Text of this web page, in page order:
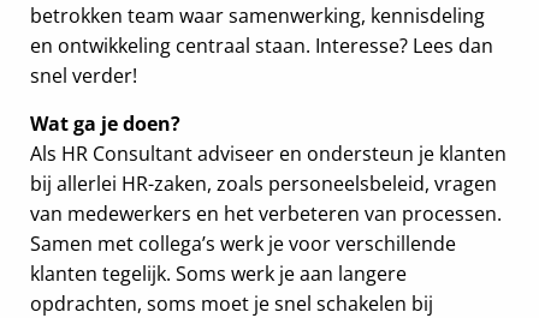
betrokken team waar samenwerking, kennisdeling
en ontwikkeling centraal staan. Interesse? Lees dan
snel verder!
Wat ga je doen?
Als HR Consultant adviseer en ondersteun je klanten
bij allerlei HR-zaken, zoals personeelsbeleid, vragen
van medewerkers en het verbeteren van processen.
Samen met collega’s werk je voor verschillende
klanten tegelijk. Soms werk je aan langere
opdrachten, soms moet je snel schakelen bij